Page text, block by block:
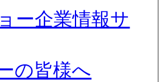
ー企業情報サ
の皆様へ